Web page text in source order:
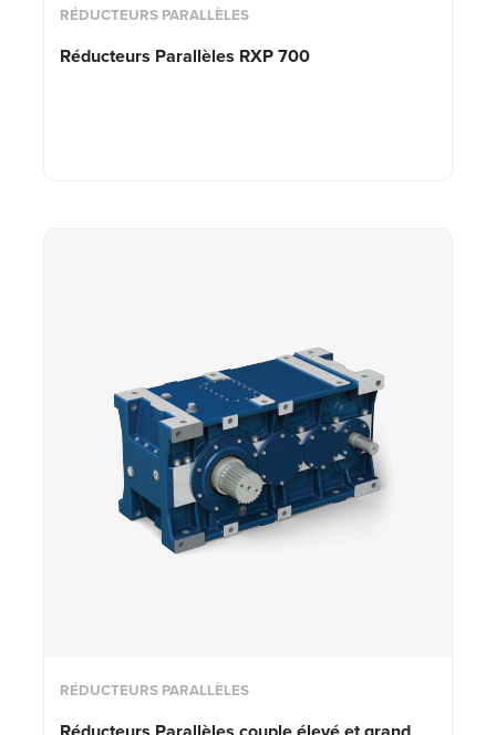
RÉDUCTEURS PARALLÈLES
Réducteurs Parallèles RXP 700
RÉDUCTEURS PARALLÈLES